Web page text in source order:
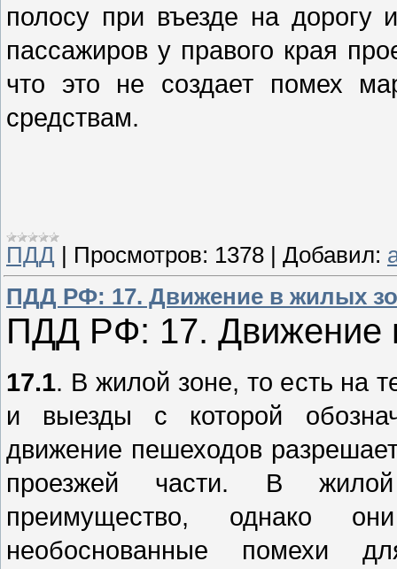
полосу при въезде на дорогу
пассажиров у правого края
что это не создает помех
средствам.
ПДД | Просмотров: 1378 | Добавил:
ПДД РФ: 17. Движение в жилых
ПДД РФ: 17. Движение
17.1. В жилой зоне, то есть на
и выезды с которой
движение пешеходов
проезжей части. В
преимущество, однако
необоснованные помехи